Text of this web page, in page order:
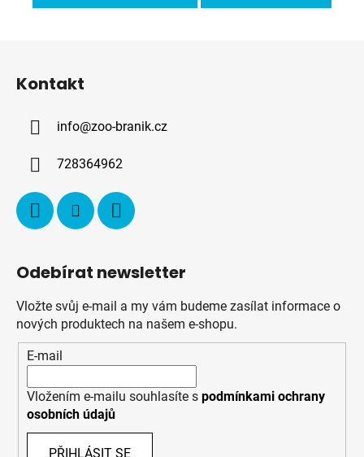
Kontakt
info@zoo-branik.cz
728364962
Odebírat newsletter
Vložte svůj e-mail a my vám budeme zasílat informace o
nových produktech na našem e-shopu.
E-mail
Vložením e-mailu souhlasíte s podmínkami ochrany
osobních údajů
PŘIHLÁSIT SE